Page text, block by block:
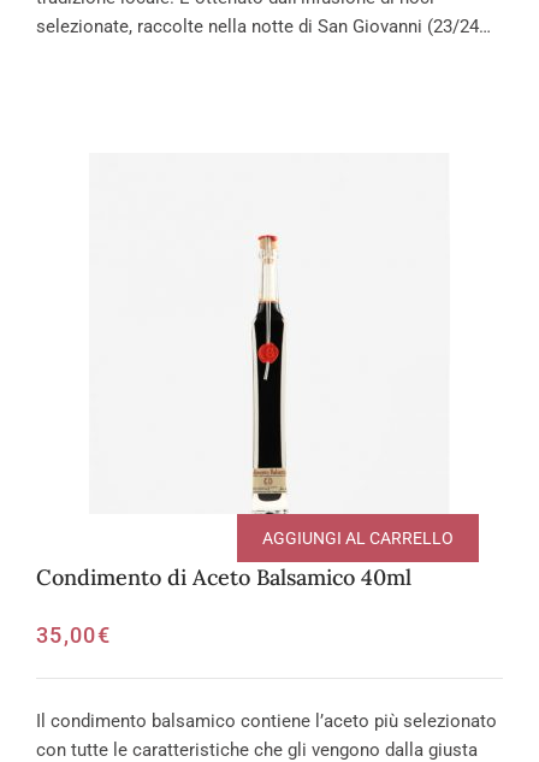
selezionate, raccolte nella notte di San Giovanni (23/24…
Condimento di Aceto Balsamico 40ml
35,00€
AGGIUNGI AL CARRELLO
Il condimento balsamico contiene l’aceto più selezionato
con tutte le caratteristiche che gli vengono dalla giusta